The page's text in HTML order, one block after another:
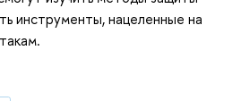
инструменты, нацеленные на